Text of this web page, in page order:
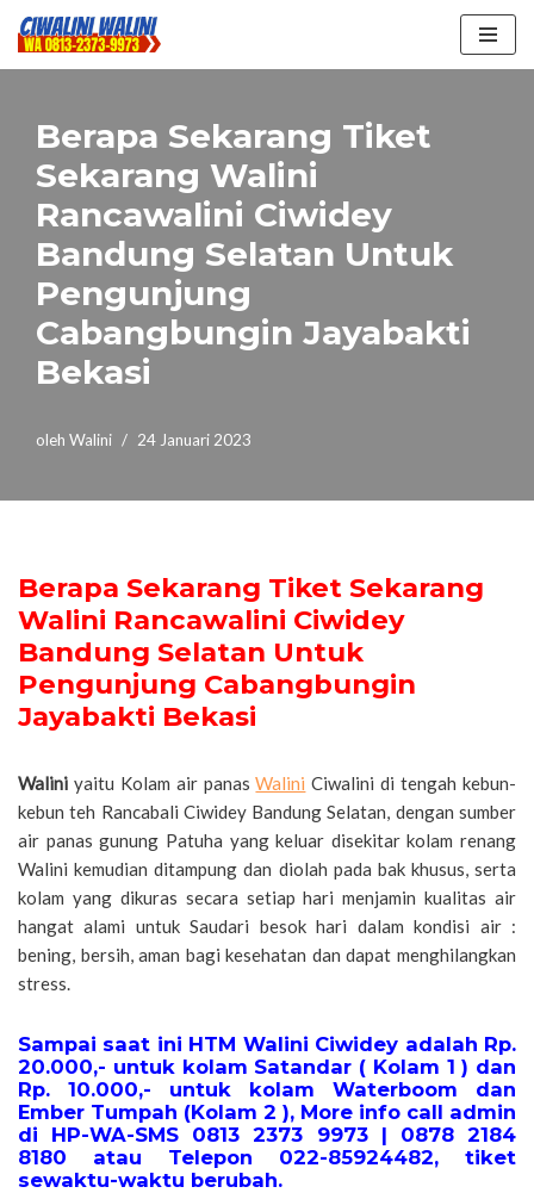
Lompat
konten
Berapa Sekarang Tiket
Sekarang Walini
Rancawalini Ciwidey
Bandung Selatan Untuk
Pengunjung
Cabangbungin Jayabakti
Bekasi
oleh Walini 24 Januari 2023
Berapa Sekarang Tiket Sekarang
Walini Rancawalini Ciwidey
Bandung Selatan Untuk
Pengunjung Cabangbungin
Jayabakti Bekasi
Walini yaitu Kolam air panasWalini Ciwalini di tengah kebun-
kebun teh Rancabali Ciwidey Bandung Selatan, dengan sumber
air panas gunung Patuha yang keluar disekitar kolam renang
Walini kemudian ditampung dan diolah pada bak khusus, serta
kolam yang dikuras secara setiap hari menjamin kualitas air
hangat alami untuk Saudari besok hari dalam kondisi air :
bening, bersih, aman bagi kesehatan dan dapat menghilangkan
stress.
Sampai saat ini HTM Walini Ciwidey adalah Rp.
20.000,- untuk kolam Satandar ( Kolam 1 ) dan
Rp. 10.000,- untuk kolam Waterboom dan
Ember Tumpah (Kolam 2 ), More info call admin
di HP-WA-SMS 0813 2373 9973 | 0878 2184
8180 atau Telepon 022-85924482, tiket
sewaktu-waktu berubah.